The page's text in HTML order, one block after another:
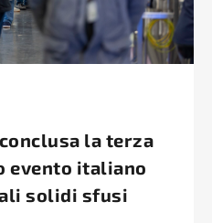
la terza
evento italiano
solidi sfusi